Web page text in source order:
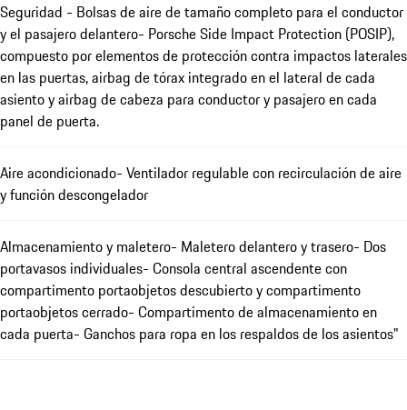
Seguridad - Bolsas de aire de tamaño completo para el conductor
y el pasajero delantero- Porsche Side Impact Protection (POSIP),
compuesto por elementos de protección contra impactos laterales
en las puertas, airbag de tórax integrado en el lateral de cada
asiento y airbag de cabeza para conductor y pasajero en cada
panel de puerta.
Aire acondicionado- Ventilador regulable con recirculación de aire
y función descongelador
Almacenamiento y maletero- Maletero delantero y trasero- Dos
portavasos individuales- Consola central ascendente con
compartimento portaobjetos descubierto y compartimento
portaobjetos cerrado- Compartimento de almacenamiento en
cada puerta- Ganchos para ropa en los respaldos de los asientos"